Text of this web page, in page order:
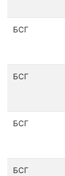
БСГ
БСГ
БСГ
БСГ